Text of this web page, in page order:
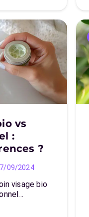
vs
:
?
09/2024
visage bio